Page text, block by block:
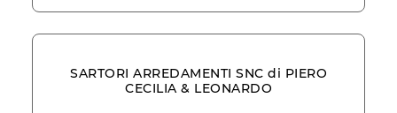
SARTORI ARREDAMENTI SNC di PIERO
CECILIA & LEONARDO